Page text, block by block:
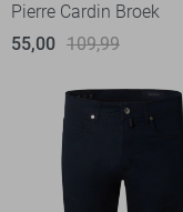
Pierre Cardin Broek
55,00 109,99